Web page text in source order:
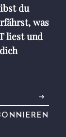
du
was
liest und